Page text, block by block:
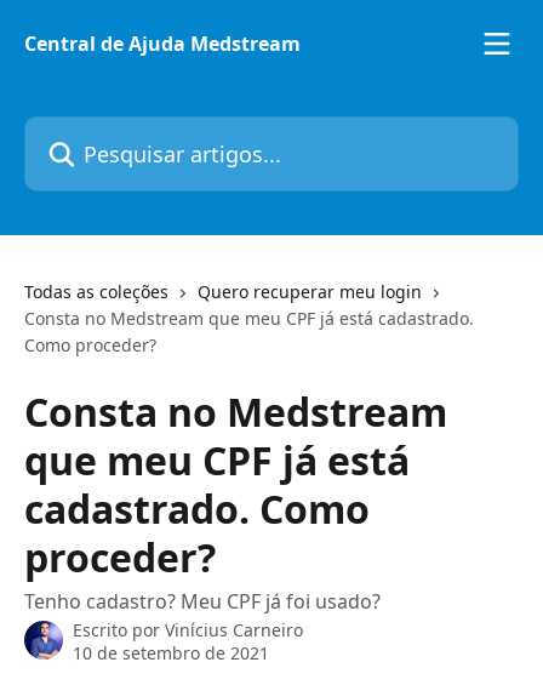
Central de Ajuda Medstream
Pesquisar artigos...
Todas as coleções
Quero recuperar meu login
Consta no Medstream que meu CPF já está cadastrado.
Como proceder?
Consta no Medstream
que meu CPF já está
cadastrado. Como
proceder?
Tenho cadastro? Meu CPF já foi usado?
Escrito por Vinícius Carneiro
10 de setembro de 2021